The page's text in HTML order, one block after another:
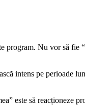
program. Nu vor să
intens pe perioade
este să reacționeze